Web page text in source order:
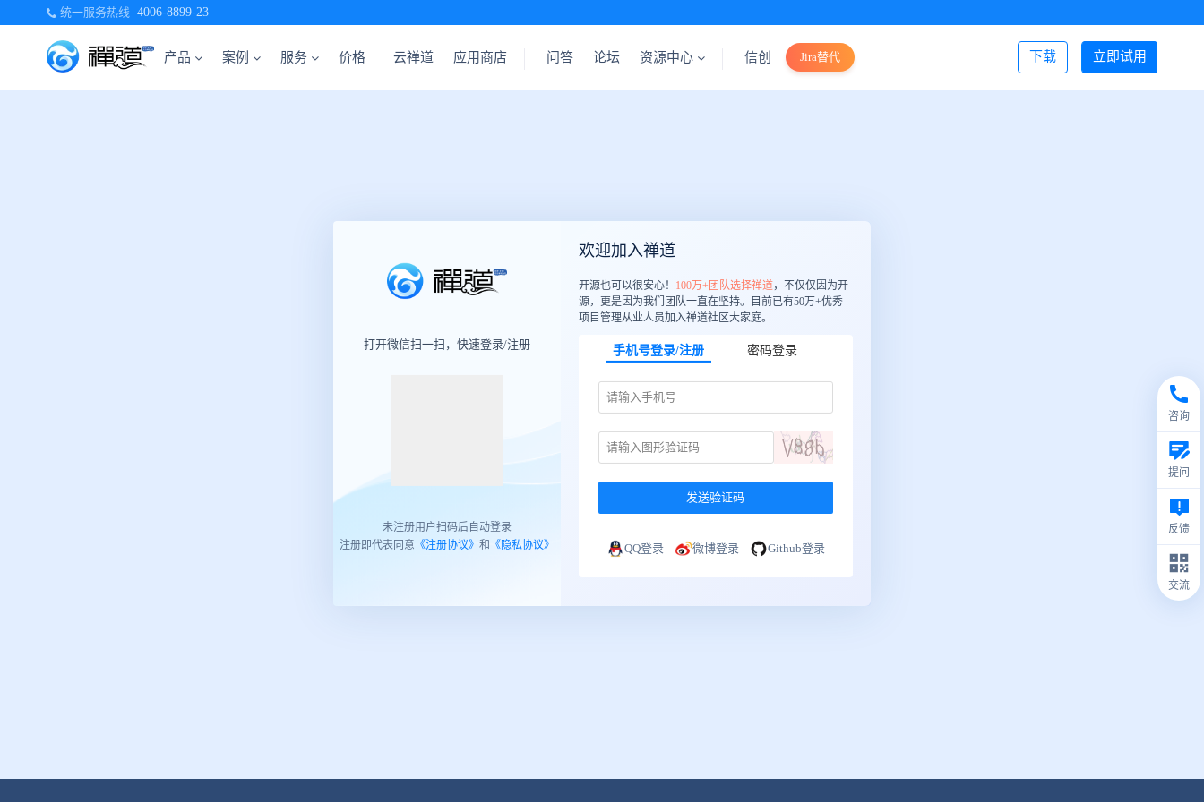
统一服务热线 4006-8899-23
产品 案例 服务 价格 立即试用
下载
云禅道 应用商店 问答 论坛 资源中心 信创 Jira替代 登录/注册
咨询
提问
反馈
交流
打开微信扫一扫，快速登录/注册
未注册用户扫码后自动登录
注册即代表同意 《注册协议》 和 《隐私协议》
欢迎加入禅道
开源也可以很安心！ 100万+团队选择禅道，不仅仅因为开
源，更是因为我们团队一直在坚持。目前已有50万+优秀
项目管理从业人员加入禅道社区大家庭。
手机号登录/注册 密码登录
发送验证码
QQ登录 微博登录 Github登录